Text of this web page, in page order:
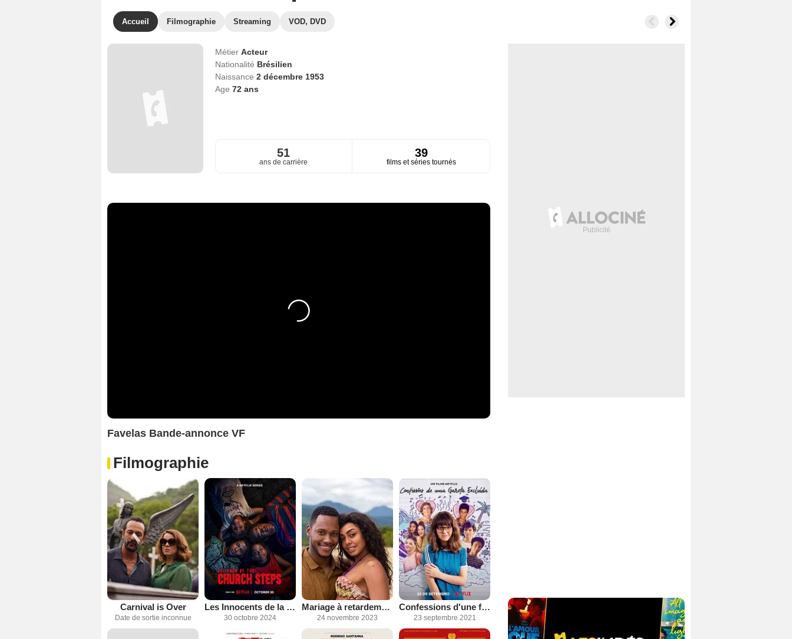
Accueil Filmographie Streaming VOD, DVD
Métier Acteur
Nationalité Brésilien
Naissance 2 décembre 1953
Age 72ans
51
ans de carrière
39
films et séries tournés
Favelas Bande-annonce VF
Filmographie
Carnival is Over
Date de sortie inconnue
Les Innocents de la Candelária
30 octobre 2024
Mariage à retardement
24 novembre 2023
Confessions d'une fille invisible
23 septembre 2021